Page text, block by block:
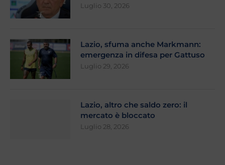
Luglio 30, 2026
Lazio, sfuma anche Markmann:
emergenza in difesa per Gattuso
Luglio 29, 2026
Lazio, altro che saldo zero: il
mercato è bloccato
Luglio 28, 2026